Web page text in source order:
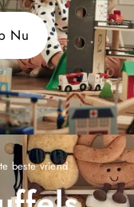
Nu
beste vriend